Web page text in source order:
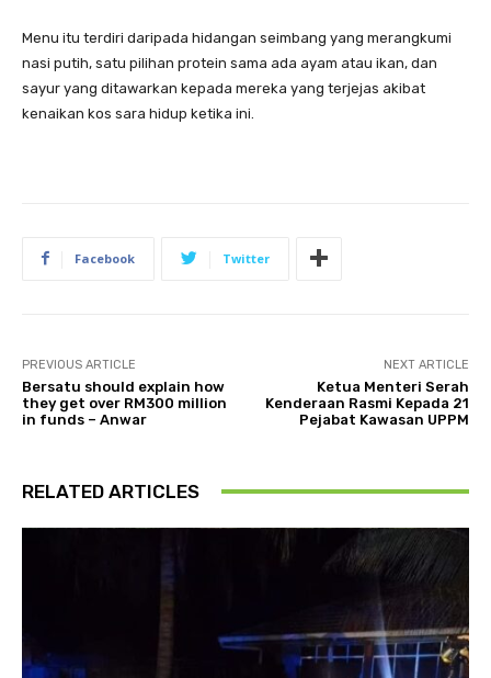
Menu itu terdiri daripada hidangan seimbang yang merangkumi
nasi putih, satu pilihan protein sama ada ayam atau ikan, dan
sayur yang ditawarkan kepada mereka yang terjejas akibat
kenaikan kos sara hidup ketika ini.
Facebook Twitter
PREVIOUS ARTICLE
Bersatu should explain how
they get over RM300 million
in funds – Anwar
NEXT ARTICLE
Ketua Menteri Serah
Kenderaan Rasmi Kepada 21
Pejabat Kawasan UPPM
RELATED ARTICLES